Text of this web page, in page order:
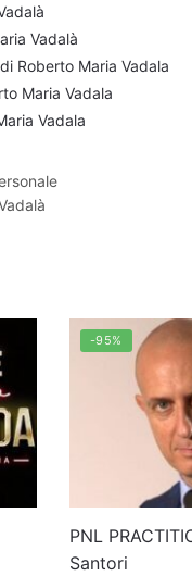
Vadalà
Roberto Maria Vadala
Maria Vadala
Vadala
-95%
PNL
Santori